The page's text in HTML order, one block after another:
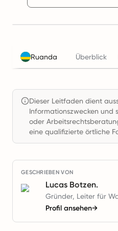
Ruanda Überblick
Dieser Leitfaden dient
Informationszwecken und
oder
eine qualifizierte örtliche
GESCHRIEBEN VON
Lucas Botzen.
Gründer, Leiter für
Profil ansehen→